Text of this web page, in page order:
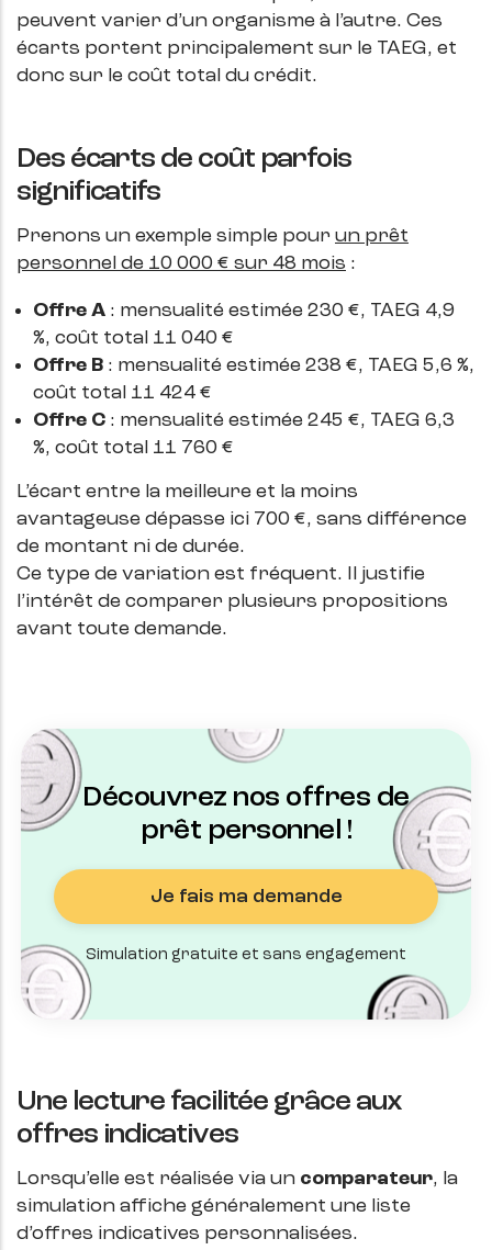
peuvent varier d’un organisme à l’autre. Ces
écarts portent principalement sur le TAEG, et
donc sur le coût total du crédit.
Des écarts de coût parfois
significatifs
Prenons un exemple simple pour un prêt
personnel de 10 000 € sur 48 mois :
Offre A : mensualité estimée 230 €, TAEG 4,9
%, coût total 11 040 €
Offre B : mensualité estimée 238 €, TAEG 5,6 %,
coût total 11 424 €
Offre C : mensualité estimée 245 €, TAEG 6,3
%, coût total 11 760 €
L’écart entre la meilleure et la moins
avantageuse dépasse ici 700 €, sans différence
de montant ni de durée.
Ce type de variation est fréquent. Il justifie
l’intérêt de comparer plusieurs propositions
avant toute demande.
Découvrez nos offres de
prêt personnel !
Je fais ma demande
Simulation gratuite et sans engagement
Une lecture facilitée grâce aux
offres indicatives
Lorsqu’elle est réalisée via un comparateur, la
simulation affiche généralement une liste
d’offres indicatives personnalisées.